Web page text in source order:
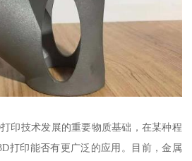
印技术发展的重要物质基础，在某种程
打印能否有更广泛的应用。目前，金属